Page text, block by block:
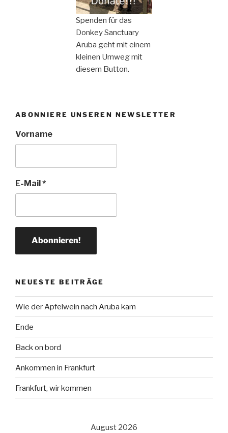
Spenden für das
Donkey Sanctuary
Aruba geht mit einem
kleinen Umweg mit
diesem Button.
ABONNIERE UNSEREN NEWSLETTER
Vorname
E-Mail*
NEUESTE BEITRÄGE
Wie der Apfelwein nach Aruba kam
Ende
Back on bord
Ankommen in Frankfurt
Frankfurt, wir kommen
August 2026